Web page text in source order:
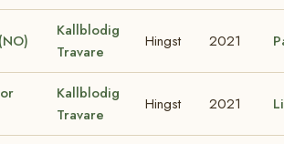
Kallblodig
Travare
Hingst 2021
Kallblodig
Travare
Hingst 2021